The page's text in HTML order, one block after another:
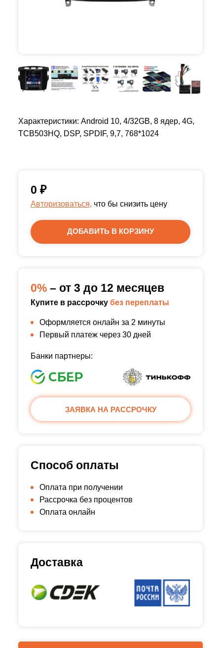
Характеристики: Android 10, 4/32GB, 8 ядер, 4G,
TCB503HQ, DSP, SPDIF, 9,7, 768*1024
0 ₽
Авторизоваться, что бы снизить цену
ДОБАВИТЬ В КОРЗИНУ
0% – от 3 до 12 месяцев
Купите в рассрочку без переплаты
Оформляется онлайн за 2 минуты
Первый платеж через 30 дней
Банки партнеры:
ЗАЯВКА НА РАССРОЧКУ
Способ оплаты
Оплата при получении
Рассрочка без процентов
Оплата онлайн
Доставка